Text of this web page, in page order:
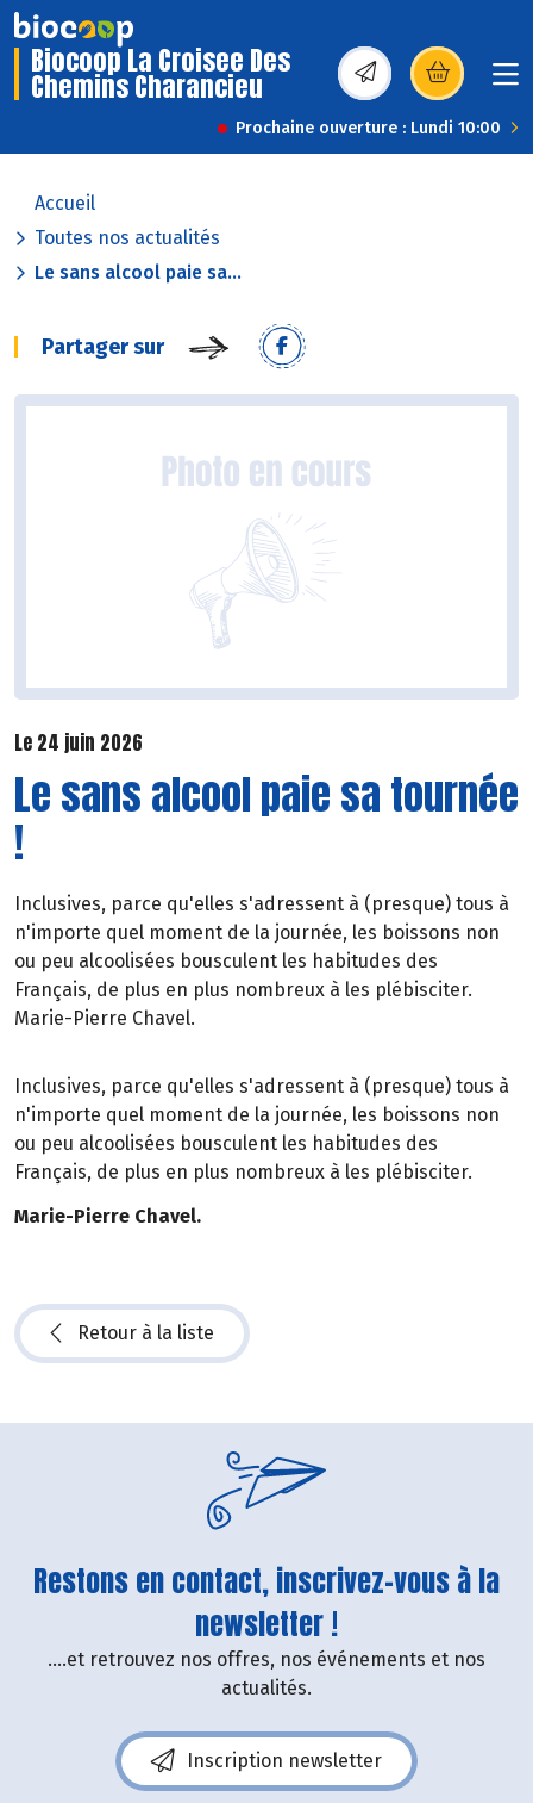
Biocoop La Croisee Des
Chemins Charancieu (s’ouvre dans une
Prochaine ouverture : Lundi 10:00
Accueil
Toutes nos actualités
Le sans alcool paie sa...
Partager sur
Le 24 juin 2026
Le sans alcool paie sa tournée
!
Inclusives, parce qu'elles s'adressent à (presque) tous à
n'importe quel moment de la journée, les boissons non
ou peu alcoolisées bousculent les habitudes des
Français, de plus en plus nombreux à les plébisciter.
Marie-Pierre Chavel.
Inclusives, parce qu'elles s'adressent à (presque) tous à
n'importe quel moment de la journée, les boissons non
ou peu alcoolisées bousculent les habitudes des
Français, de plus en plus nombreux à les plébisciter.
Marie-Pierre Chavel.
Retour à la liste
Restons en contact, inscrivez-vous à la
newsletter !
....et retrouvez nos offres, nos événements et nos
actualités.
Inscription newsletter